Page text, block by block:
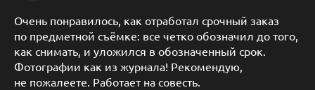
Очень понравилось, как отработал срочный заказ
по предметной съёмке: все четко обозначил до того,
как снимать, и уложился в обозначенный срок.
Фотографии как из журнала! Рекомендую,
не пожалеете. Работает на совесть.